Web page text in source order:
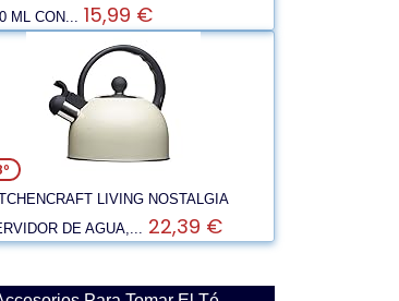
ML CON... 15,99 €
LIVING NOSTALGIA
DE AGUA,... 22,39 €